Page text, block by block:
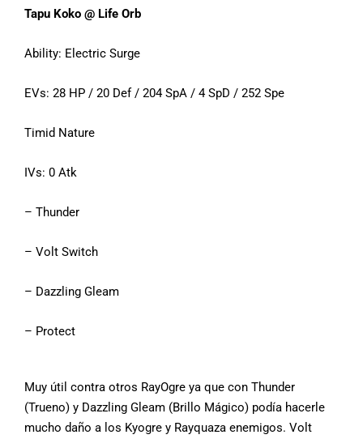
Tapu Koko @ Life Orb
Ability: Electric Surge
EVs: 28 HP / 20 Def / 204 SpA / 4 SpD / 252 Spe
Timid Nature
IVs: 0 Atk
– Thunder
– Volt Switch
– Dazzling Gleam
– Protect
Muy útil contra otros RayOgre ya que con Thunder
(Trueno) y Dazzling Gleam (Brillo Mágico) podía hacerle
mucho daño a los Kyogre y Rayquaza enemigos. Volt